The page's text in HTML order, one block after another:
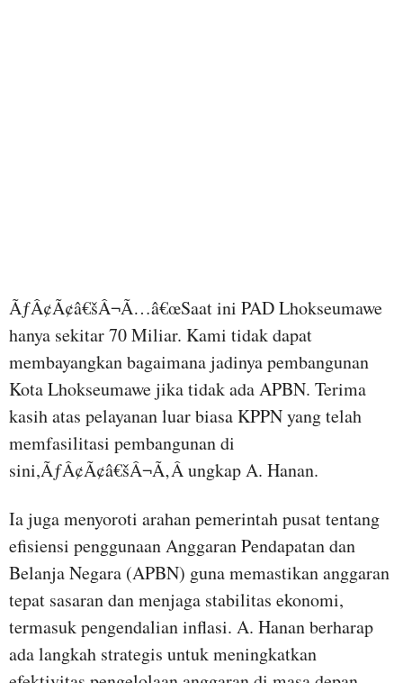
ÃƒÂ¢Ã¢â€šÂ¬Ã…â€œSaat ini PAD Lhokseumawe
hanya sekitar 70 Miliar. Kami tidak dapat
membayangkan bagaimana jadinya pembangunan
Kota Lhokseumawe jika tidak ada APBN. Terima
kasih atas pelayanan luar biasa KPPN yang telah
memfasilitasi pembangunan di
sini,ÃƒÂ¢Ã¢â€šÂ¬Ã‚Â ungkap A. Hanan.
Ia juga menyoroti arahan pemerintah pusat tentang
efisiensi penggunaan Anggaran Pendapatan dan
Belanja Negara (APBN) guna memastikan anggaran
tepat sasaran dan menjaga stabilitas ekonomi,
termasuk pengendalian inflasi. A. Hanan berharap
ada langkah strategis untuk meningkatkan